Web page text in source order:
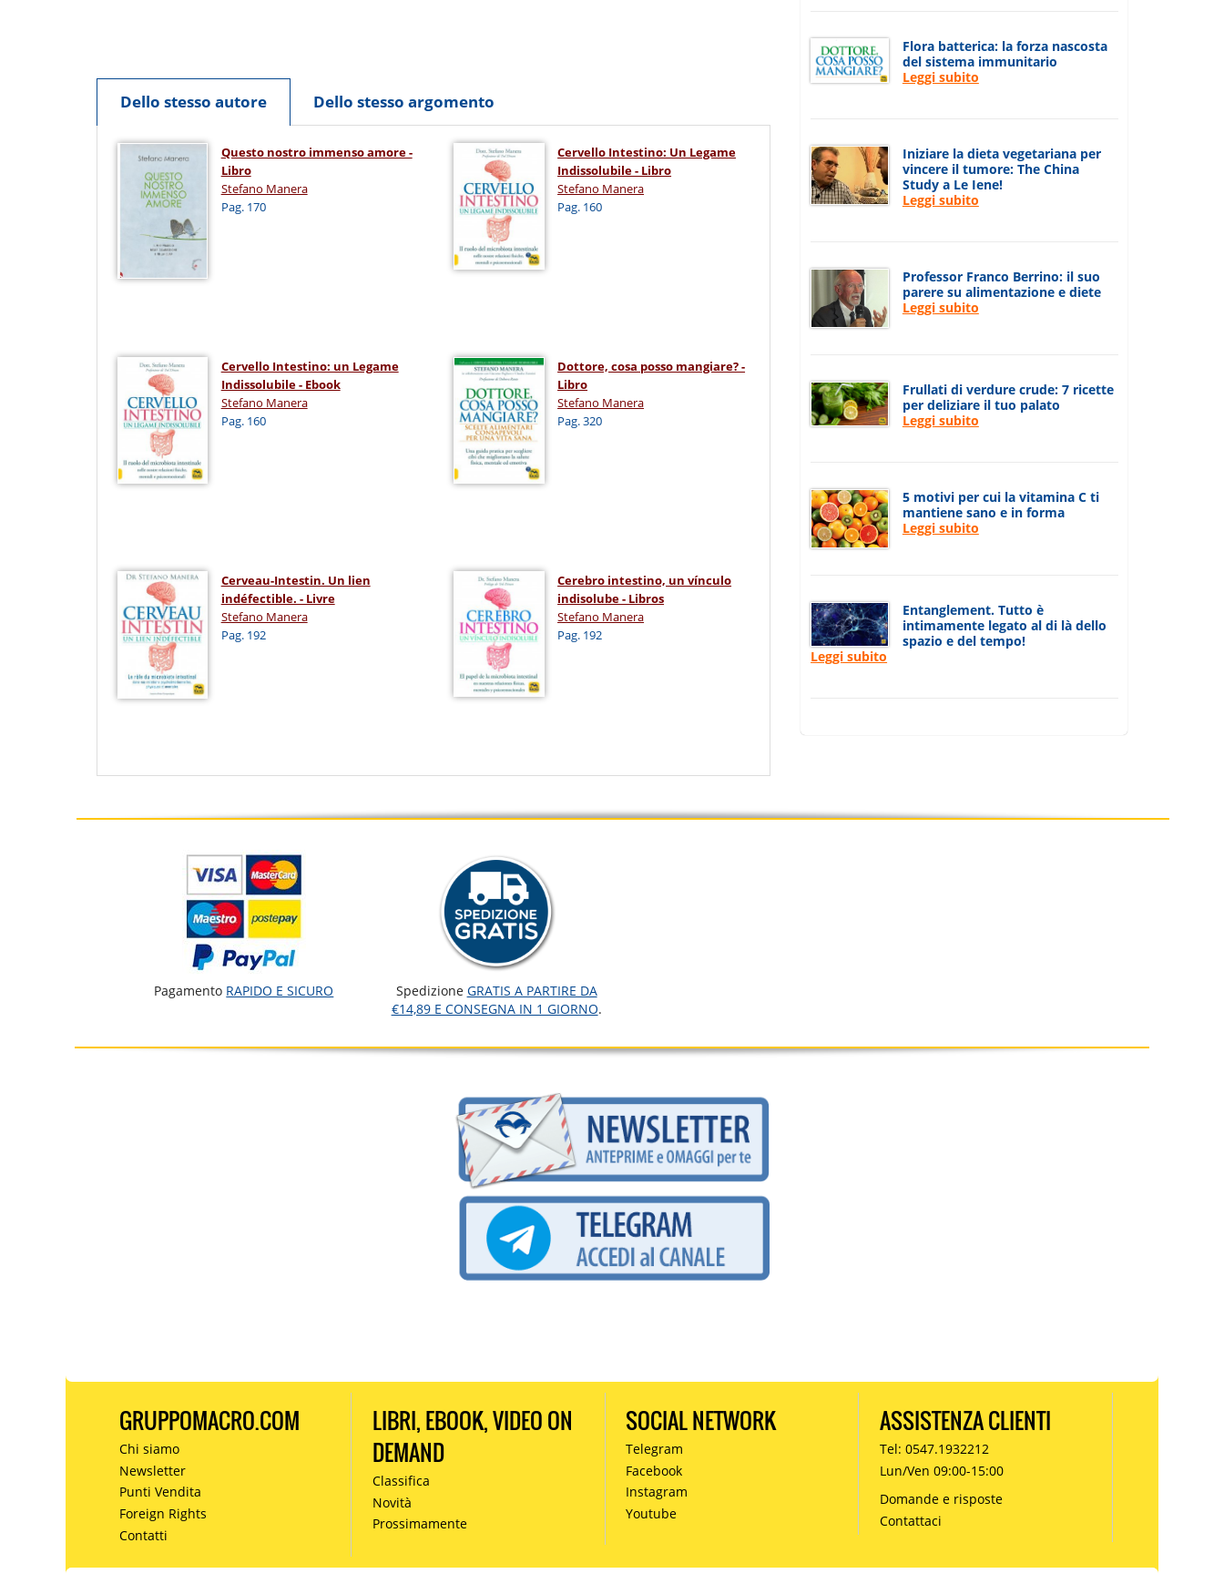
Dello stesso autore Dello stesso argomento
Questo nostro immenso amore -
Libro
Stefano Manera
Pag. 170
Cervello Intestino: Un Legame
Indissolubile - Libro
Stefano Manera
Pag. 160
Cervello Intestino: un Legame
Indissolubile - Ebook
Stefano Manera
Pag. 160
Dottore, cosa posso mangiare? -
Libro
Stefano Manera
Pag. 320
Cerveau-Intestin. Un lien
indéfectible. - Livre
Stefano Manera
Pag. 192
Cerebro intestino, un vínculo
indisolube - Libros
Stefano Manera
Pag. 192
Flora batterica: la forza nascosta
del sistema immunitario
Leggi subito
Iniziare la dieta vegetariana per
vincere il tumore: The China
Study a Le Iene!
Leggi subito
Professor Franco Berrino: il suo
parere su alimentazione e diete
Leggi subito
Frullati di verdure crude: 7 ricette
per deliziare il tuo palato
Leggi subito
5 motivi per cui la vitamina C ti
mantiene sano e in forma
Leggi subito
Entanglement. Tutto è
intimamente legato al di là dello
spazio e del tempo!
Leggi subito
Pagamento RAPIDO E SICURO Spedizione GRATIS A PARTIRE DA
€14,89 E CONSEGNA IN 1 GIORNO.
GRUPPOMACRO.COM
Chi siamo
Newsletter
Punti Vendita
Foreign Rights
Contatti
LIBRI, EBOOK, VIDEO ON
DEMAND
Classifica
Novità
Prossimamente
SOCIAL NETWORK
Telegram
Facebook
Instagram
Youtube
ASSISTENZA CLIENTI
Tel: 0547.1932212
Lun/Ven 09:00-15:00
Domande e risposte
Contattaci